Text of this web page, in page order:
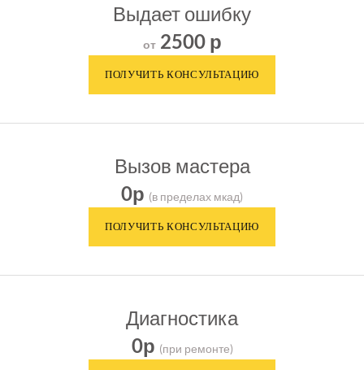
Выдает ошибку
от2500 р
Вызов мастера
0р (в пределах мкад)
Диагностика
0р (при ремонте)